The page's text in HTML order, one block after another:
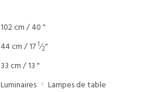
102 cm / 40 "
44 cm / 171⁄2"
33 cm / 13 "
Luminaires Lampes de table